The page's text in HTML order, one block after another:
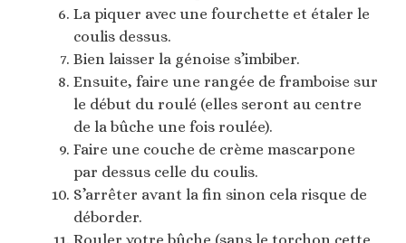
La piquer avec une fourchette et étaler le
coulis dessus.
Bien laisser la génoise s’imbiber.
Ensuite, faire une rangée de framboise sur
le début du roulé (elles seront au centre
de la bûche une fois roulée).
Faire une couche de crème mascarpone
par dessus celle du coulis.
S’arrêter avant la fin sinon cela risque de
déborder.